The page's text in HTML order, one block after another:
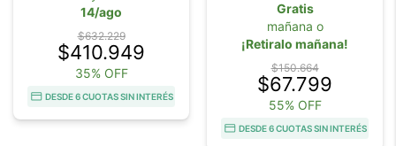
14/ago
$632.229
$410.949
35% OFF
DESDE 6 CUOTAS SIN INTERÉS
Gratis
mañana o
¡Retiralo mañana!
$150.664
$67.799
55% OFF
DESDE 6 CUOTAS SIN INTERÉS